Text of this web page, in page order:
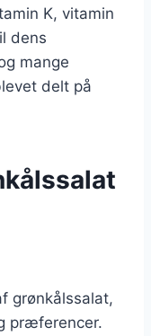
K, vitamin
dens
mange
delt på
grønkålssalat,
præferencer.